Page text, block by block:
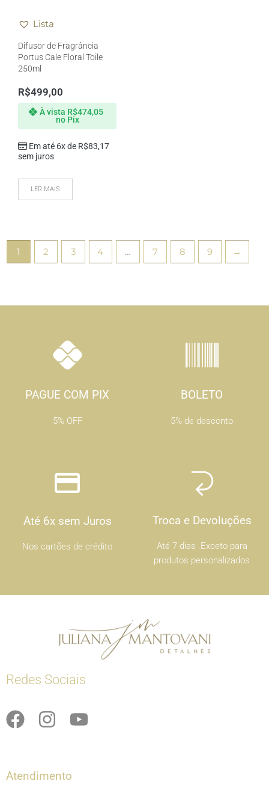
Lista
Difusor de Fragrância
Portus Cale Floral Toile
250ml
R$499,00
Em até 6x de R$83,17
sem juros
À vista R$474,05
no Pix
LER MAIS
1 2 3 4 … 7 8 9 →
PAGUE COM PIX
5% OFF
BOLETO
5% de desconto
Até 6x sem Juros
Nos cartões de crédito
Troca e Devoluções
Até 7 dias .Exceto para
produtos personalizados
Redes Sociais
F
e
I
t
Y
Atendimento